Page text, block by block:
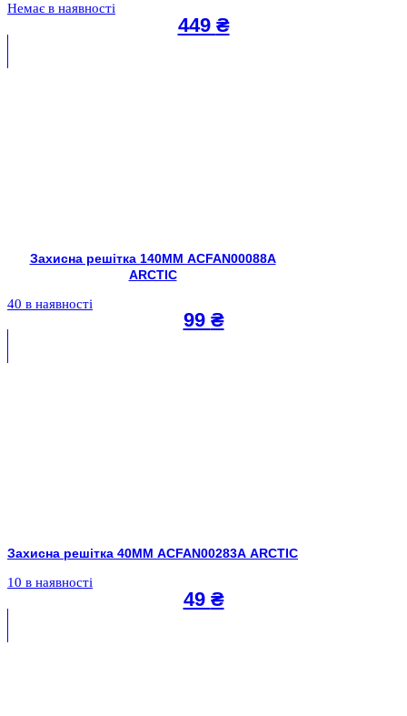
Немає в наявності
449 ₴
Захисна решітка 140MM ACFAN00088A
ARCTIC
40 в наявності
99 ₴
Захисна решітка 40MM ACFAN00283A ARCTIC
10 в наявності
49 ₴